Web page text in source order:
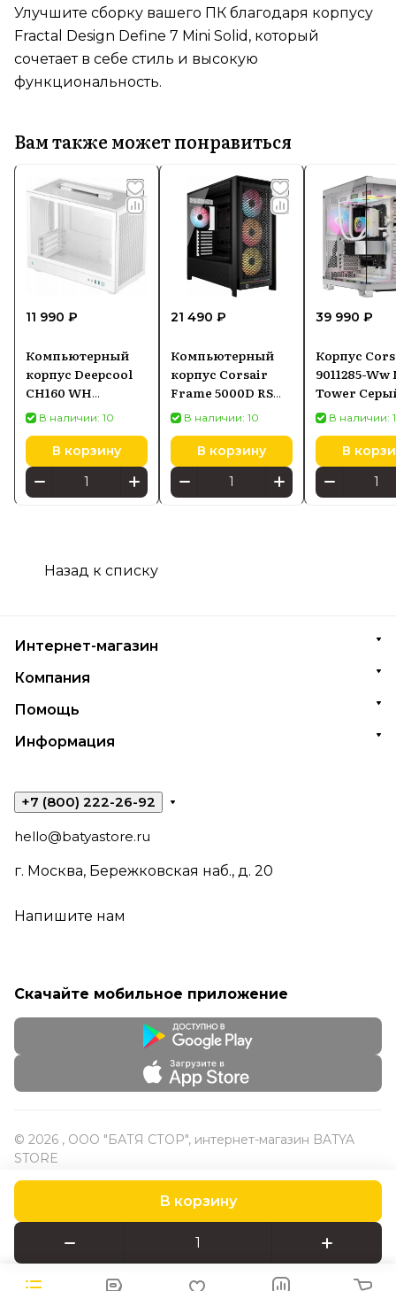
В корзину
Улучшите сборку вашего ПК благодаря корпусу
Fractal Design Define 7 Mini Solid, который
сочетает в себе стиль и высокую
функциональность.
Вам также может понравиться
11 990 ₽
Компьютерный
корпус Deepcool
CH160 WH
Minitower Белый
В наличии: 10
В корзину
21 490 ₽
Компьютерный
корпус Corsair
Frame 5000D RS
ARGBВ наличии: 10
В корзину
39 990 ₽
Корпус
9011285-
Tower
Белый
В наличии:
В
Назад к списку
Интернет-магазин
Компания
Помощь
Информация
+7 (800) 222-26-92
hello@batyastore.ru
г. Москва, Бережковская наб., д. 20
Напишите нам
Скачайте мобильное приложение
© 2026 , ООО "БАТЯ СТОР", интернет-магазин BATYA
STORE
Конфиденциальность Оферта